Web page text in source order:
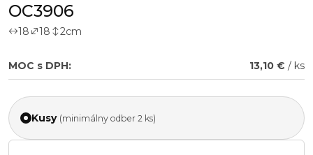
OC3906
18 18 2cm
MOC s DPH: 13,10 € / ks
Kusy (minimálny odber 2 ks)